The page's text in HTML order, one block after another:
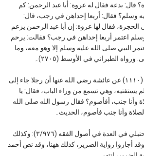
قال: بدعة فقال له عروة: أبا عبد الرحمن: كم
وسلم؟ فقال: أربعا إحداهن في رجب، قال:
فقال لها عروة: إن أبا عبد الرحمن يزعم
اعتمر أربعا إحداهن في رجب؟ فقالت: يرحم
النبي صلى الله عليه وسلم إلا وهو معه، وما
الطبراني في الأوسط (٢٧٠٥)۔
وروى مسلم في صحيحه (١١١٠) عن عائشة رضي الله عنها أن رجلا جاء إلى
يستفتيه، وهي تسمع من وراء الباب، فقال: يا
وأنا جنب، أفأصوم؟ فقال رسول الله صلى الله
وأنا جنب فأصوم، الحديث۔
وقال القاضي أبو يعلى الحنبلي في العدة في أصول الفقه (٣/٩٧٦): وكذلك
أجازوا رواية الضرير، كذلك ههنا، وقد نص أحمد